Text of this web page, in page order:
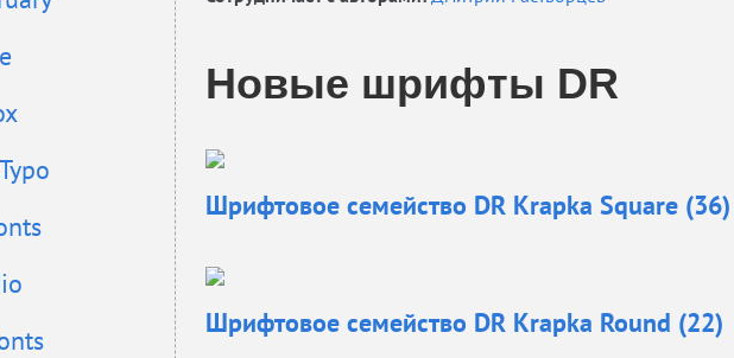
Новые шрифты DR
Шрифтовое семейство DR Krapka Square (36)
Шрифтовое семейство DR Krapka Round (22)